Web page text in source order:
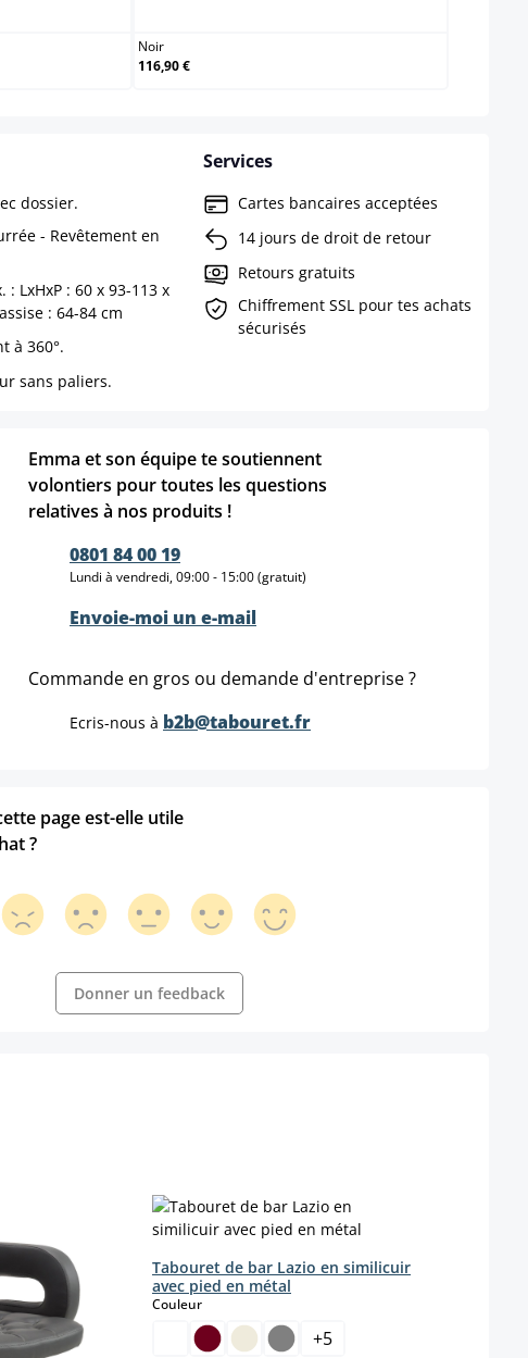
Noir
116,90 €
dossier.
- Revêtement en
LxHxP : 60 x 93-113 x
: 64-84 cm
à 360°.
sans paliers.
Services
Cartes bancaires acceptées
14 jours de droit de retour
Retours gratuits
Chiffrement SSL pour tes achats
sécurisés
Emma et son équipe te soutiennent
volontiers pour toutes les questions
relatives à nos produits !
0801 84 00 19
Lundi à vendredi, 09:00 - 15:00 (gratuit)
Envoie-moi un e-mail
Commande en gros ou demande d'entreprise ?
Ecris-nous à b2b@tabouret.fr
page est-elle utile
?
Donner un feedback
Tabouret de bar Lazio en similicuir
avec pied en métal
Couleurselect
+5